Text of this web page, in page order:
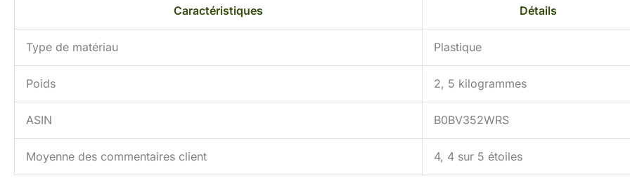
Caractéristiques Détails
Type de matériau Plastique
Poids 2, 5 kilogrammes
ASIN B0BV352WRS
Moyenne des commentaires client 4, 4 sur 5 étoiles